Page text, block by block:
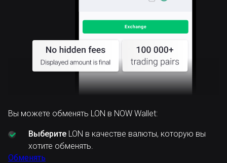
Вы можете обменять LON в NOW Wallet:
Выберите LON в качестве валюты, которую вы
хотите обменять.
Обменять